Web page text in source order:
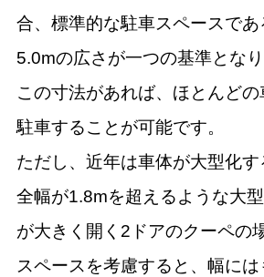
合、標準的な駐車スペースであ
5.0mの広さが一つの基準となり
この寸法があれば、ほとんどの
駐車することが可能です。
ただし、近年は車体が大型化す
全幅が1.8mを超えるような大
が大きく開く2ドアのクーペの
スペースを考慮すると、幅に